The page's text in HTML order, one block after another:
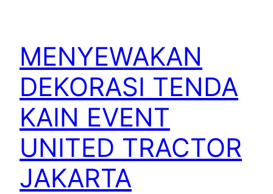
MENYEWAKAN
DEKORASI TENDA
KAIN EVENT
UNITED TRACTOR
JAKARTA